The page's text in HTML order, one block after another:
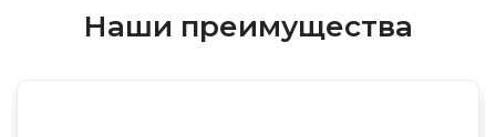
Наши преимущества